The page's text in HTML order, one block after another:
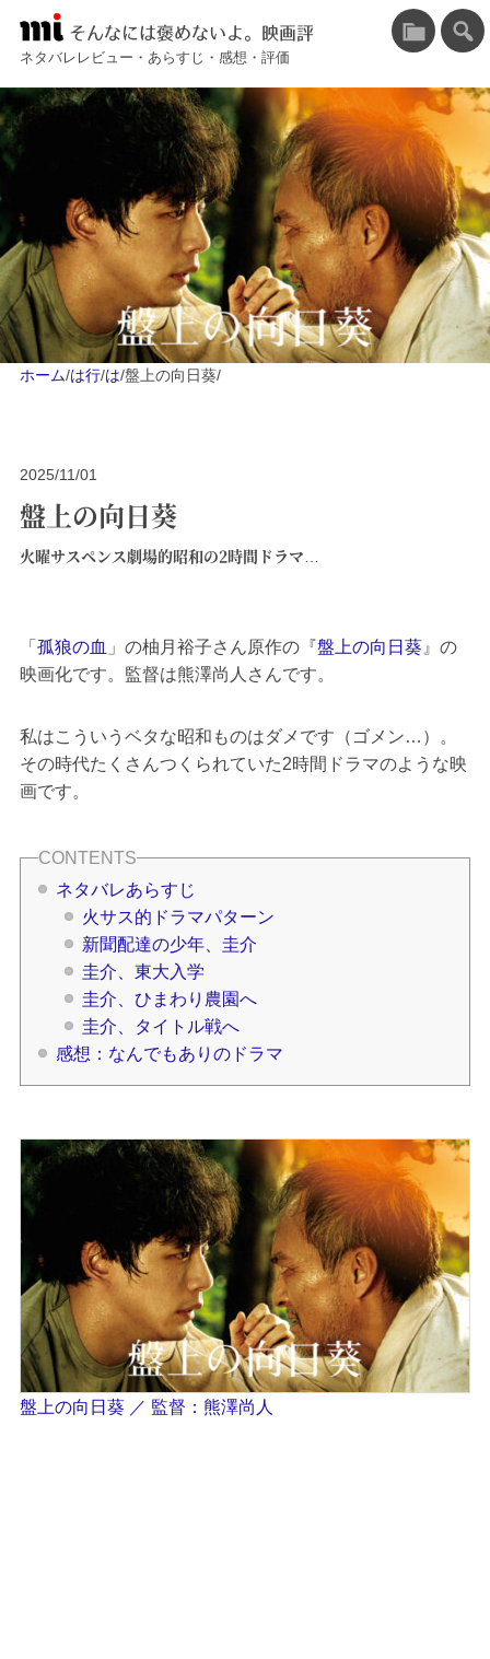
そんなには褒めないよ。映画評
ネタバレレビュー・あらすじ・感想・評価
ホーム/は行/は/盤上の向日葵/
2025/11/01
盤上の向日葵
火曜サスペンス劇場的昭和の2時間ドラマ…
「 孤狼の血 」の柚月裕子さん原作の『盤上の向日葵』の
映画化です。監督は熊澤尚人さんです。
私はこういうベタな昭和ものはダメです（ゴメン…）。
その時代たくさんつくられていた2時間ドラマのような映
画です。
ネタバレあらすじ
火サス的ドラマパターン
新聞配達の少年、圭介
圭介、東大入学
圭介、ひまわり農園へ
圭介、タイトル戦へ
感想：なんでもありのドラマ
盤上の向日葵 ／ 監督：熊澤尚人